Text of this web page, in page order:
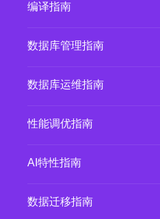
编译指南
数据库管理指南
数据库运维指南
性能调优指南
AI特性指南
数据迁移指南